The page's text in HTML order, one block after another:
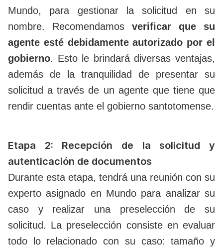
Mundo, para gestionar la solicitud en su
nombre. Recomendamos verificar que su
agente esté debidamente autorizado por el
gobierno. Esto le brindará diversas ventajas,
además de la tranquilidad de presentar su
solicitud a través de un agente que tiene que
rendir cuentas ante el gobierno santotomense.
Etapa 2: Recepción de la solicitud y
autenticación de documentos
Durante esta etapa, tendrá una reunión con su
experto asignado en Mundo para analizar su
caso y realizar una preselección de su
solicitud. La preselección consiste en evaluar
todo lo relacionado con su caso: tamaño y